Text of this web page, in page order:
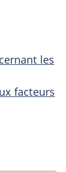
les
facteurs